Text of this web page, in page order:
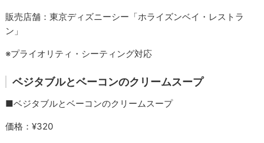
販売店舗：東京ディズニーシー「ホライズンベイ・レストラ
ン」
※プライオリティ・シーティング対応
ベジタブルとベーコンのクリームスープ
■ベジタブルとベーコンのクリームスープ
価格：¥320